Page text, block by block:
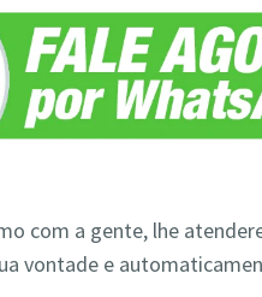
com a gente, lhe
vontade e